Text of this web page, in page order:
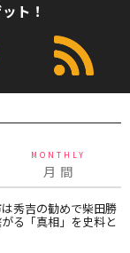
ト！
MONTHLY
月 間
秀吉の勧めで柴田勝
る「真相」を史料と